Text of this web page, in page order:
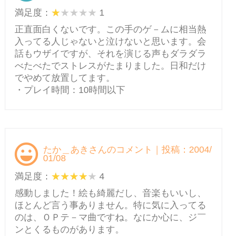
満足度：
1
正直面白くないです。この手のゲ－ムに相当熱
入ってる人じゃないと泣けないと思います。会
話もウザイですが、それを演じる声もダラダラ
べたべたでストレスがたまりました。日和だけ
でやめて放置してます。
・プレイ時間：10時間以下
たか＿あきさんのコメント｜投稿：2004/
01/08
満足度：
4
感動しました！絵も綺麗だし、音楽もいいし、
ほとんど言う事ありません。特に気に入ってる
のは、ＯＰテ－マ曲ですね。なにか心に、ジ￣
ンとくるものがあります。